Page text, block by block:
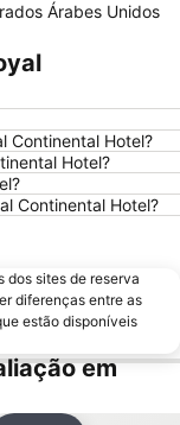
City
Road
Mall Metro Station
BOAT SHOW
Emirates
Árabes Unidos
Continental Hotel?
Hotel?
Continental Hotel?
dos sites de reserva
diferenças entre as
estão disponíveis
em